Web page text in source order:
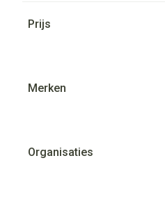
Prijs
Merken
Organisaties